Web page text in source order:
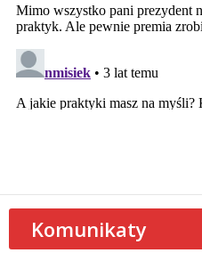
Komunikaty